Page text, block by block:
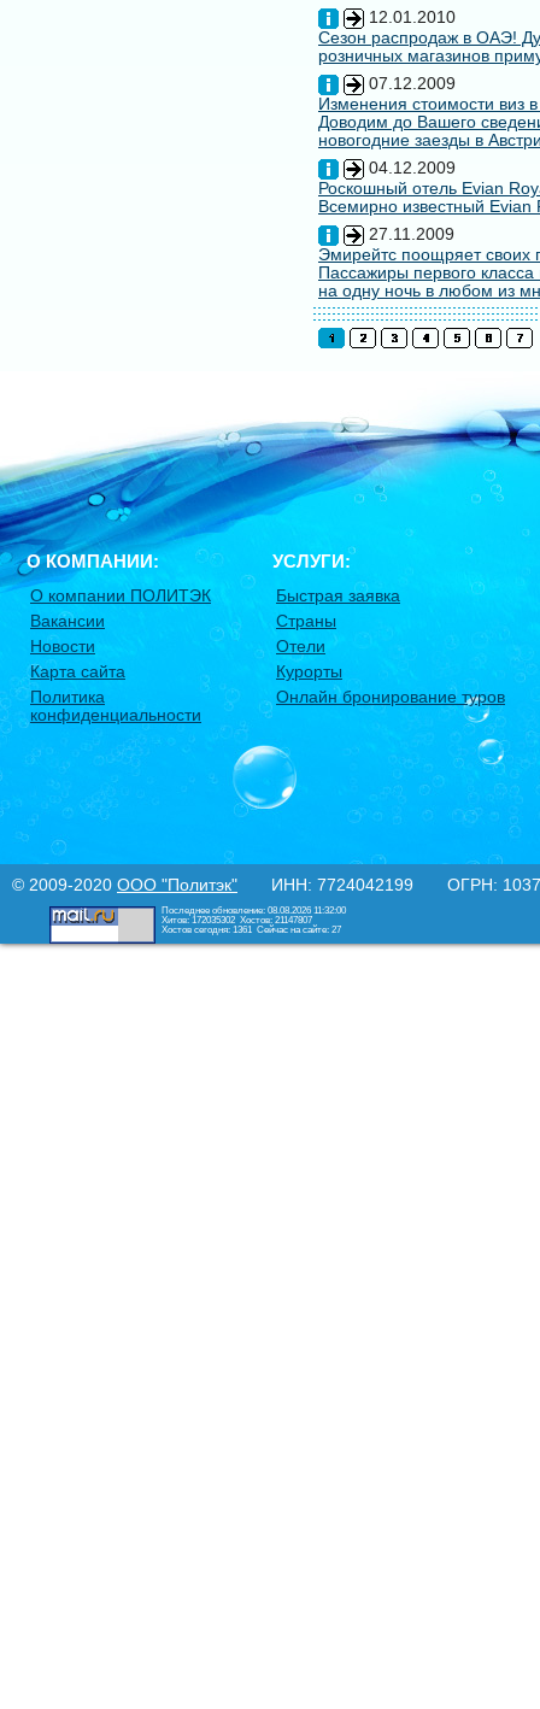
12.01.2010
Сезон распродаж в ОАЭ!
розничных магазинов
07.12.2009
Изменения стоимости виз
Доводим до Вашего
новогодние заезды в
04.12.2009
Роскошный отель Evian
Всемирно известный
27.11.2009
Эмирейтс поощряет своих
Пассажиры первого
на одну ночь в любом из
О КОМПАНИИ:
О компании ПОЛИТЭК
Вакансии
Новости
Карта сайта
Политика
конфиденциальности
УСЛУГИ:
Быстрая заявка
Страны
Отели
Курорты
Онлайн бронирование туров
© 2009-2020 ООО "Политэк" ИНН: 7724042199 ОГРН:
Последнее обновление: 08.08.2026 11:32:00
Хитов: 172035302 Хостов: 21147807
Хостов сегодня: 1361 Сейчас на сайте: 27